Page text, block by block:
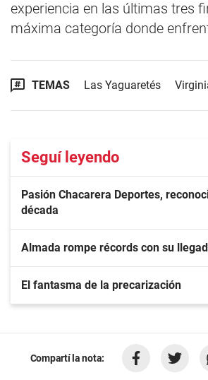
experiencia en las últimas tres
máxima categoría donde
TEMAS Las Yaguaretés
Seguí leyendo
Pasión Chacarera Deportes,
década
Almada rompe récords con su
El fantasma de la precarización
Compartí la nota: